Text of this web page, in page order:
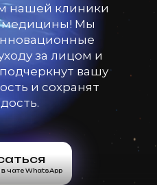
нашей клиники
медицины! Мы
за лицом и
вашу
и сохранят
в чате WhatsApp